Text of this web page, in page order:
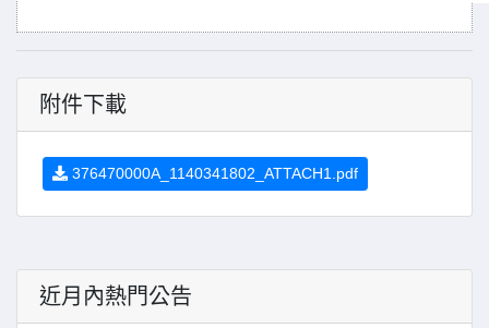
附件下載
376470000A_1140341802_ATTACH1.pdf
近月內熱門公告